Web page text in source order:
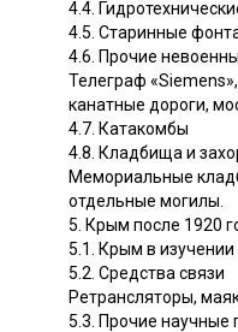
4.4.
4.5. Старинные
4.6. Прочие
Телеграф
канатные дороги,
4.7. Катакомбы
4.8. Кладбища и
Мемориальные
отдельные могилы.
5. Крым после 1920
5.1. Крым в изучении
5.2. Средства связи
Ретрансляторы,
5.3. Прочие научные